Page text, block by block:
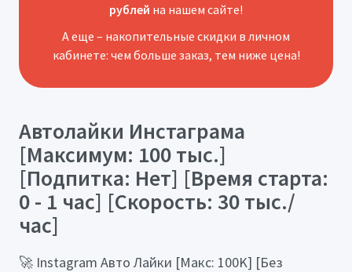
рублей на нашем сайте!
А еще – накопительные скидки в личном
кабинете: чем больше заказ, тем ниже цена!
Автолайки Инстаграма
[Максимум: 100 тыс.]
[Подпитка: Нет] [Время старта:
0 - 1 час] [Скорость: 30 тыс./
час]
🚀 Instagram Авто Лайки [Макс: 100K] [Без